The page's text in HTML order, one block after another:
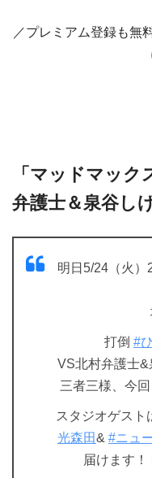
／プレミアム登録も無
「マッドマッ
弁護士＆泉谷し
明日5/24（火）
打倒 #
VS北村弁護士&
三者三様、今
スタジオゲスト
光森田& #ニュ
届けます！